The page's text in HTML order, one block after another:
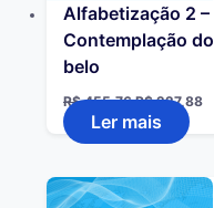
Alfabetização 2 –
Contemplação do
belo
R$455,76 R$227,88
Ler mais